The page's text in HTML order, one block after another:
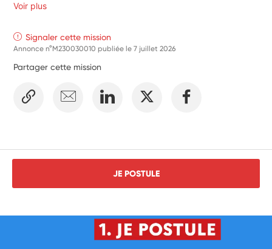
Voir plus
Signaler cette mission
Annonce n°M230030010 publiée le7 juillet 2026
Partager cette mission
JE POSTULE